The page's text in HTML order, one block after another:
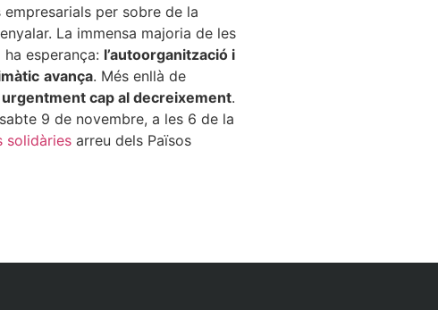
per sobre de la
La immensa majoria de les
esperança: l’autoorganització i
avança. Més enllà de
cap al decreixement.
9 de novembre, a les 6 de la
solidàries arreu dels Països